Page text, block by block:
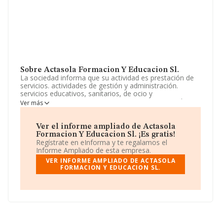
Sobre Actasola Formacion Y Educacion Sl.
La sociedad informa que su actividad es prestación de
servicios. actividades de gestión y administración.
servicios educativos, sanitarios, de ocio y
entretenimiento. La empresa aparece inscrita en el
Registro Mercantil como Sociedad Limitada. Su
8559. La sociedad no tiene actividad en mercados
exteriores.
Acerca de los empleados, ha contado con una
reducción del 25% y teniendo en cuenta la información
a disposición de INFORMA, ha contado con un número
de empleados inferior a la media de sector.
Para ponerse en contacto con sus oficinas, la empresa
Ver más
Ver el informe ampliado de Actasola
Formacion Y Educacion Sl. ¡Es gratis!
Regístrate en eInforma y te regalamos el
Informe Ampliado de esta empresa.
VER INFORME AMPLIADO DE ACTASOLA
FORMACION Y EDUCACION SL.